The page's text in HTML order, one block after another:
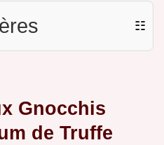
☷
Gnocchis
de Truffe